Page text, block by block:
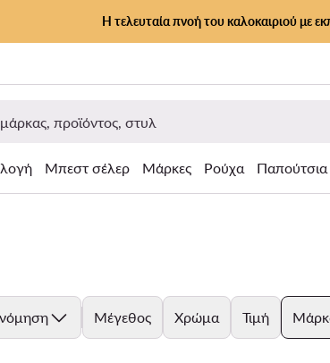
Η τελευταία πνοή του καλοκαιριού με
Μπεστ σέλερ Μάρκες Ρούχα Παπούτσια
Μέγεθος Χρώμα Τιμή